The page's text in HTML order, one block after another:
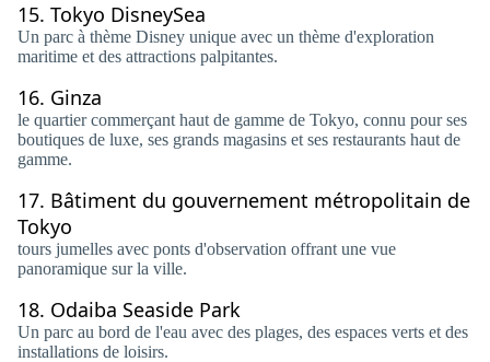
15. Tokyo DisneySea
Un parc à thème Disney unique avec un thème d'exploration
maritime et des attractions palpitantes.
16. Ginza
le quartier commerçant haut de gamme de Tokyo, connu pour ses
boutiques de luxe, ses grands magasins et ses restaurants haut de
gamme.
17. Bâtiment du gouvernement métropolitain de
Tokyo
tours jumelles avec ponts d'observation offrant une vue
panoramique sur la ville.
18. Odaiba Seaside Park
Un parc au bord de l'eau avec des plages, des espaces verts et des
installations de loisirs.